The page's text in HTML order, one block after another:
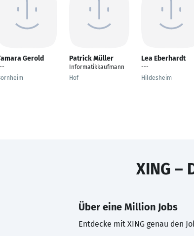
Gerold Patrick Müller
Informatikkaufmann
Hof
Lea Eberhardt
---
Hildesheim
XING –
Über eine Million Jobs
Entdecke mit XING genau den